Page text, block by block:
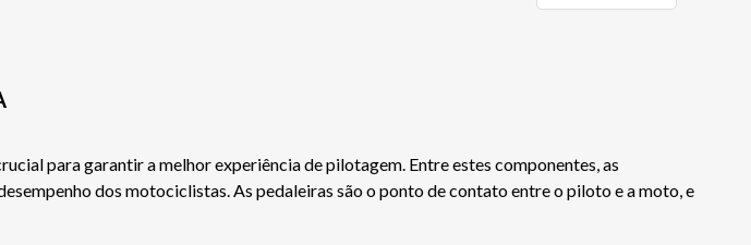
para garantir a melhor experiência de pilotagem. Entre estes componentes, as
dos motociclistas. As pedaleiras são o ponto de contato entre o piloto e a moto, e